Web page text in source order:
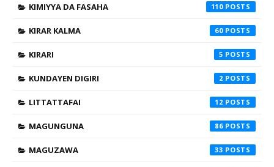
KIMIYYA DA FASAHA 110
KIRAR KALMA 60
KIRARI 5
KUNDAYEN DIGIRI 2
LITTATTAFAI 12
MAGUNGUNA 86
MAGUZAWA 33